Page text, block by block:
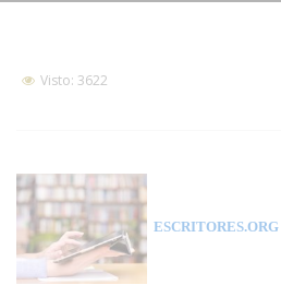
Visto: 3622
ESCRITORES.ORG